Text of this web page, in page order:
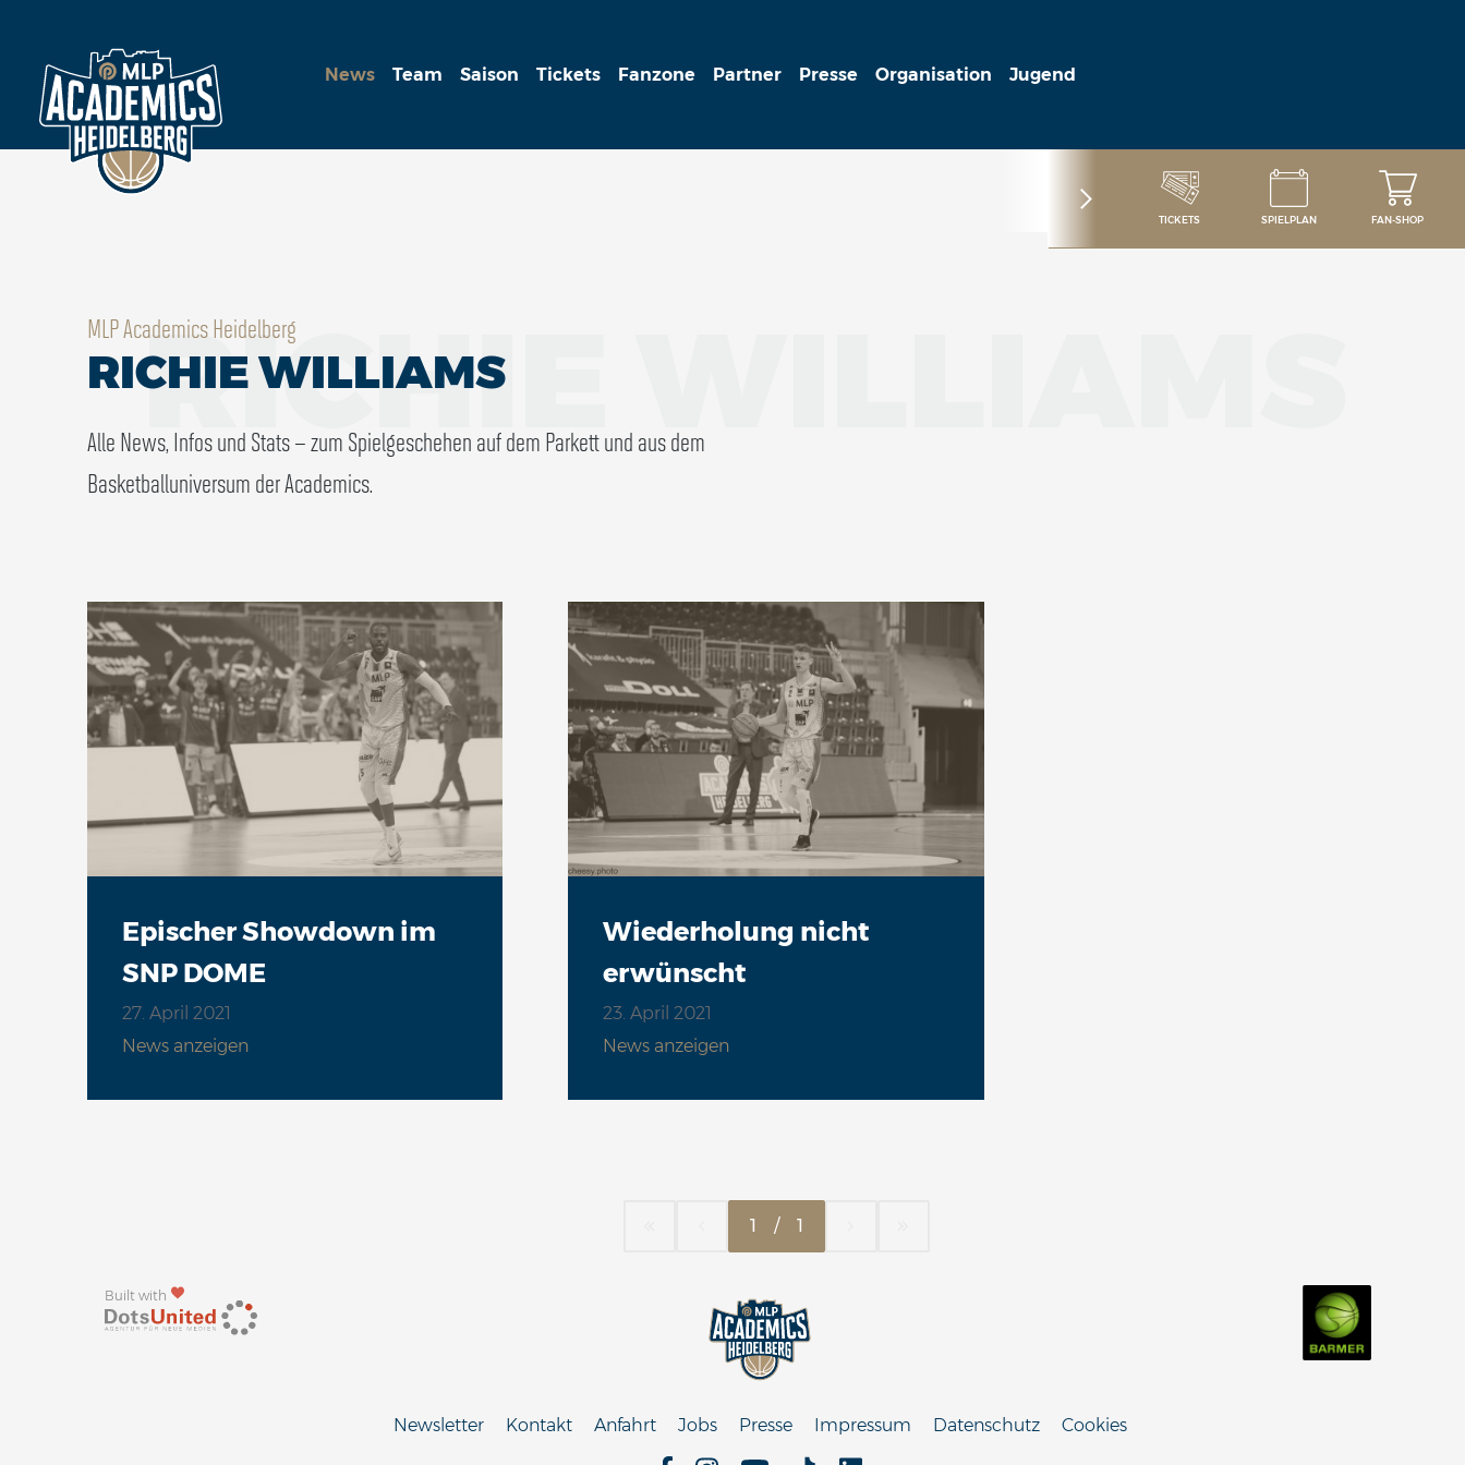
News Team Saison Tickets Fanzone Partner Presse Organisation Jugend
TICKETS SPIELPLAN FAN-SHOP
MLP Academics Heidelberg
RICHIE WILLIAMS
Alle News, Infos und Stats – zum Spielgeschehen auf dem Parkett und aus dem
Basketballuniversum der Academics.
RICHIE WILLIAMS
Epischer Showdown im
SNP DOME
27. April 2021
News anzeigen
Wiederholung nicht
erwünscht
23. April 2021
News anzeigen
1 / 1
Built with
Newsletter Kontakt Anfahrt Jobs Presse Impressum Datenschutz Cookies